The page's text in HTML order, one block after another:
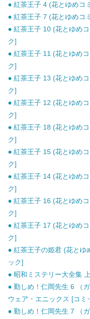
● 紅茶王子 4 (花とゆめコ
● 紅茶王子 7 (花とゆめコ
● 紅茶王子 10 (花とゆめ
ク]
● 紅茶王子 11 (花とゆめ
ク]
● 紅茶王子 13 (花とゆめ
ク]
● 紅茶王子 12 (花とゆめ
ク]
● 紅茶王子 18 (花とゆめ
ク]
● 紅茶王子 15 (花とゆめ
ク]
● 紅茶王子 14 (花とゆめ
ク]
● 紅茶王子 16 (花とゆめ
ク]
● 紅茶王子 17 (花とゆめ
ク]
● 紅茶王子の姫君 (花とゆ
ック]
● 昭和ミステリー大全集
● 勤しめ！仁岡先生 6 （
ウェア・エニックス [コミ
● 勤しめ！仁岡先生 7 （